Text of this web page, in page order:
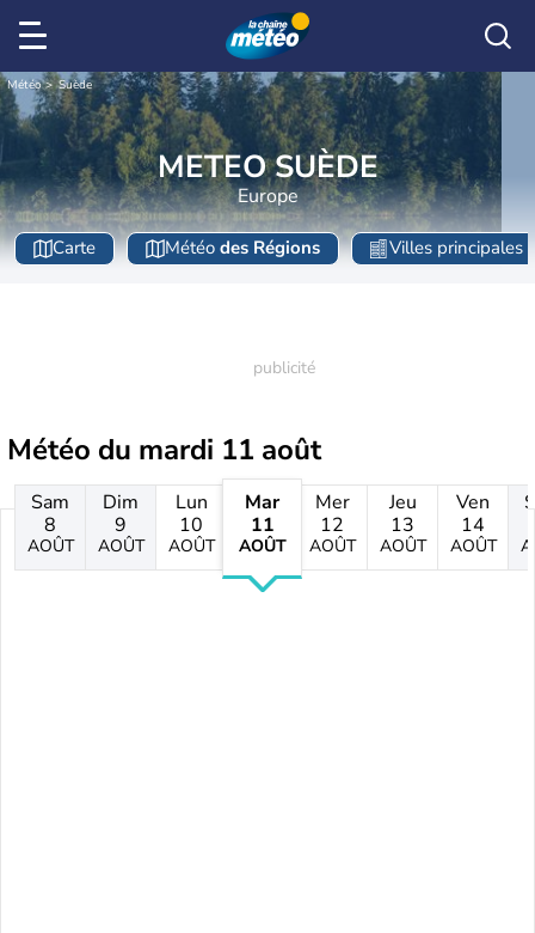
Météo Suède
METEO SUÈDE
Europe
Carte Météo des Régions Villes principales
Météo du mardi 11 août
Sam
8
AOÛT
Dim
9
AOÛT
Lun
10
AOÛT
Mar
11
AOÛT
Mer
12
AOÛT
Jeu
13
AOÛT
Ven
14
AOÛT